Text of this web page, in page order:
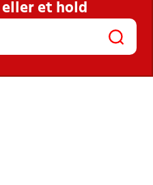
KLUBBER OG
eller et hold